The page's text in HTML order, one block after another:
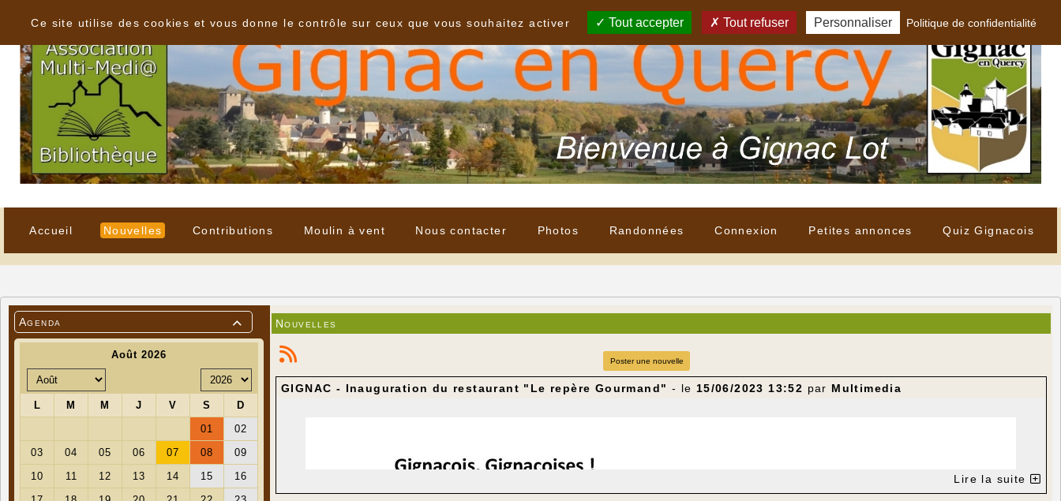
Accueil Nouvelles Contributions Moulin à vent Nous contacter Photos Randonnées Connexion Petites annonces Quiz Gignacois

Agenda Nouvelles
Poster une nouvelle
GIGNAC - Inauguration du restaurant "Le repère Gourmand" - le 15/06/2023 13:52 par Multimedia
Lire la suite
Ce site utilise des cookies et vous donne le contrôle sur ceux que vous souhaitez activer
Tout accepter Tout refuser Personnaliser Politique de confidentialité